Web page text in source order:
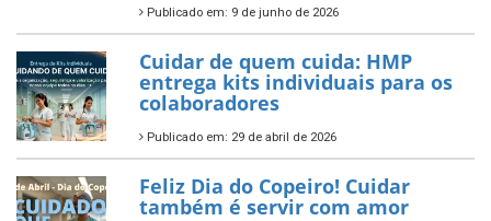
Publicado em: 9 de junho de 2026
Cuidar de quem cuida: HMP
entrega kits individuais para os
colaboradores
Publicado em: 29 de abril de 2026
Feliz Dia do Copeiro! Cuidar
também é servir com amor